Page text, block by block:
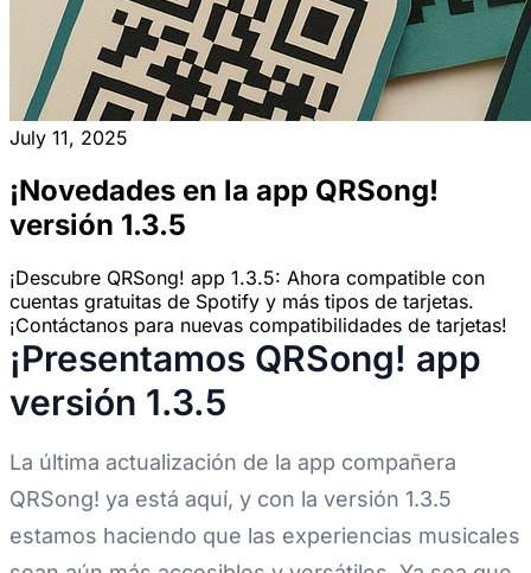
July 11, 2025
¡Novedades en la app QRSong!
versión 1.3.5
¡Descubre QRSong! app 1.3.5: Ahora compatible con
cuentas gratuitas de Spotify y más tipos de tarjetas.
¡Contáctanos para nuevas compatibilidades de tarjetas!
¡Presentamos QRSong! app
versión 1.3.5
La última actualización de la app compañera
QRSong! ya está aquí, y con la versión 1.3.5
estamos haciendo que las experiencias musicales